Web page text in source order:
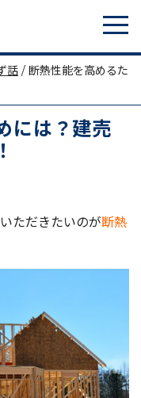
話 / 断熱性能を高めるた
には？建売
ただきたいのが断熱